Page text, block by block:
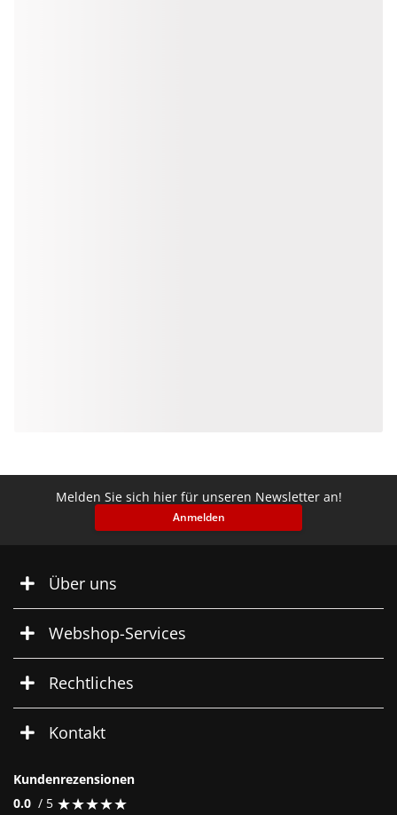
Melden Sie sich hier für unseren Newsletter an!
Anmelden
Über uns
Webshop-Services
Rechtliches
Kontakt
Kundenrezensionen
0.0 / 5 ★★★★★
★★★★★